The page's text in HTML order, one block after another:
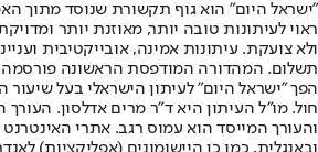
"ישראל היום" הוא גוף תקשורת שנוסד מתוך
ראוי לעיתונות טובה יותר, מאוזנת יותר
ולא צועקת. עיתונות אמינה, אובייקטיבית
הפך "ישראל היום" לעיתון הישראלי בעל שיעור
חול. מו"ל העיתון היא ד"ר מרים אדלסון.
והעורך המייסד הוא עמוס רגב. אתרי